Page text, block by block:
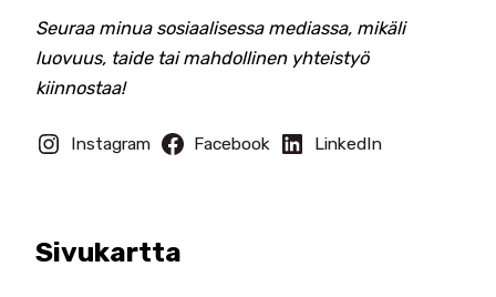
Seuraa minua sosiaalisessa mediassa, mikäli
luovuus, taide tai mahdollinen yhteistyö
kiinnostaa!
Instagram Facebook LinkedIn
Sivukartta